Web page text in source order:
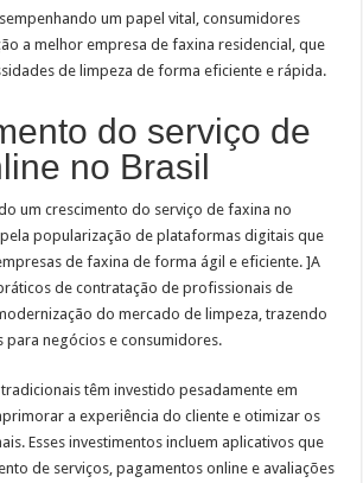
um papel vital, consumidores
a melhor empresa de faxina residencial, que
de limpeza de forma eficiente e rápida.
do serviço de
no Brasil
um crescimento do serviço de faxina no
popularização de plataformas digitais que
de faxina de forma ágil e eficiente. ]A
de contratação de profissionais de
do mercado de limpeza, trazendo
para negócios e consumidores.
têm investido pesadamente em
a experiência do cliente e otimizar os
Esses investimentos incluem aplicativos que
de serviços, pagamentos online e avaliações